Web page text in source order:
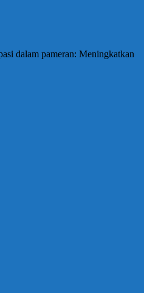
dalam pameran: Meningkatkan